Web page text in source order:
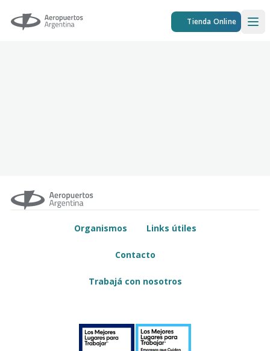
Aeropuertos Argentina Tienda Online
Organismos Links útiles
Contacto
Trabajá con nosotros